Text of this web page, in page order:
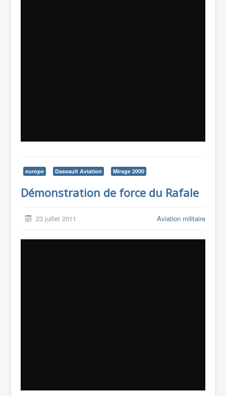
europe Dassault Aviation Mirage 2000
Démonstration de force du Rafale
23 juillet 2011 Aviation militaire